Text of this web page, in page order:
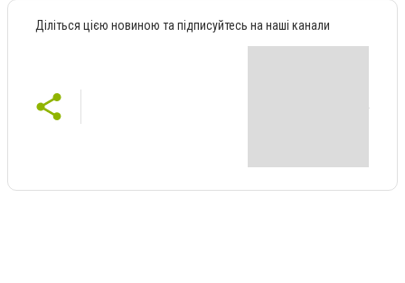
Діліться цією новиною та підписуйтесь на наші канали